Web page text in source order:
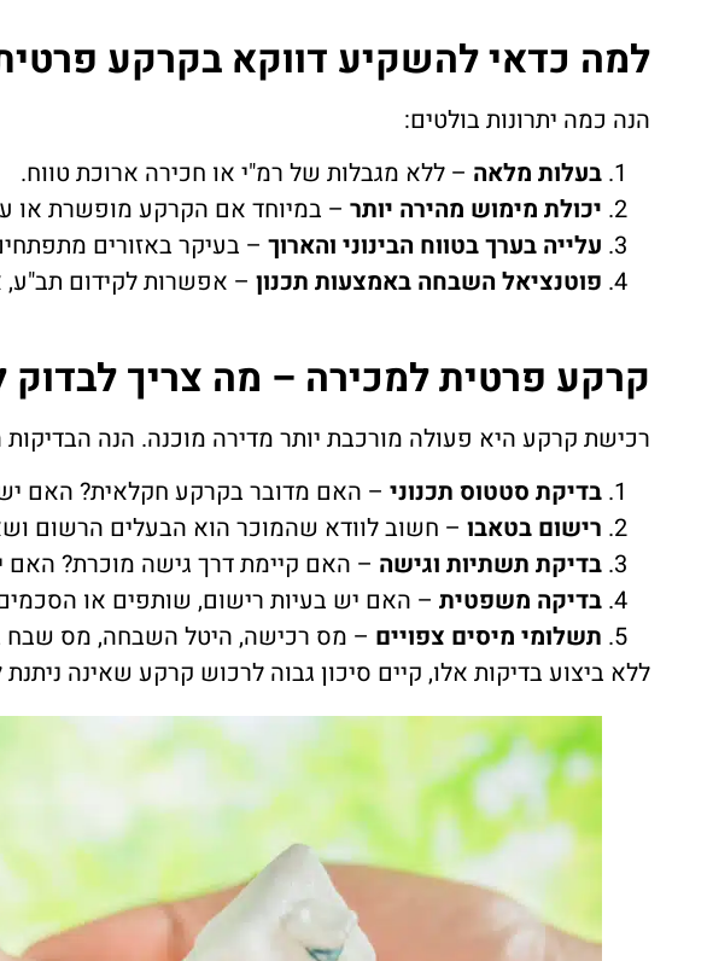
למה כדאי להשקיע דווקא בקרקע
הנה כמה יתרונות בולטים:
בעלות מלאה – ללא מגבלות של רמ"י או חכירה ארוכת טווח.
יכולת מימוש מהירה יותר – במיוחד אם הקרקע מופשרת או
עלייה בערך בטווח הבינוני והארוך – בעיקר באזורים
פוטנציאל השבחה באמצעות תכנון – אפשרות לקידום תב"ע,
קרקע פרטית למכירה – מה צריך לבדוק
רכישת קרקע היא פעולה מורכבת יותר מדירה מוכנה. הנה
בדיקת סטטוס תכנוני – האם מדובר בקרקע חקלאית? האם
רישום בטאבו – חשוב לוודא שהמוכר הוא הבעלים הרשום
בדיקת תשתיות וגישה – האם קיימת דרך גישה מוכרת? האם
בדיקה משפטית – האם יש בעיות רישום, שותפים או
תשלומי מיסים צפויים – מס רכישה, היטל השבחה, מס שבח
ללא ביצוע בדיקות אלו, קיים סיכון גבוה לרכוש קרקע שאינה